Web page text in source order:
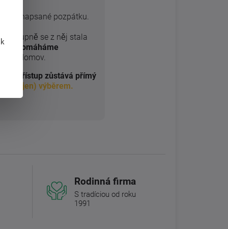
napsané pozpátku.
postupně se z něj stala
let pomáháme
domov.
náš přístup zůstává přímý
s (nejen) výběrem.
Rodinná firma
S tradíciou od roku
1991